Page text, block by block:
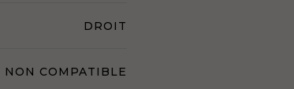
DROIT
NON COMPATIBLE